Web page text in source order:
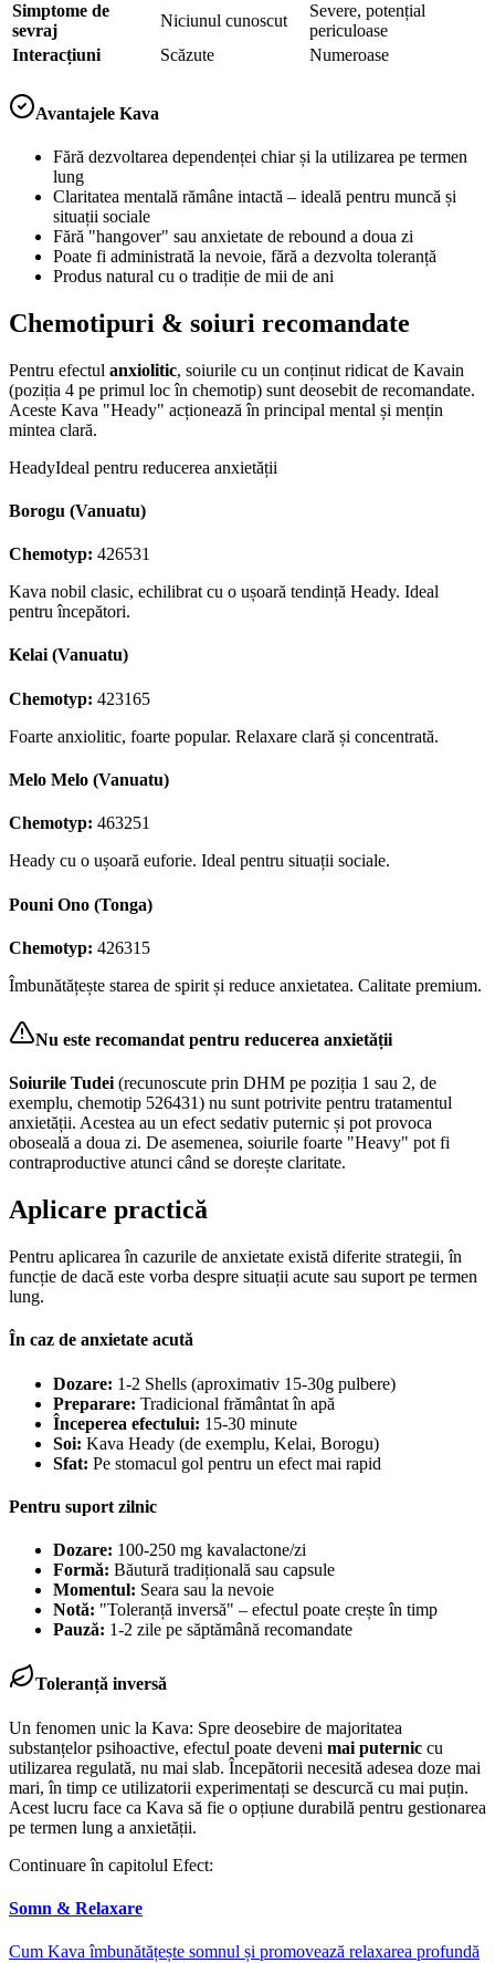
Simptome de
sevraj
Niciunul cunoscut
Severe, potențial
periculoase
Interacțiuni
Scăzute Numeroase
Avantajele Kava
Fără dezvoltarea dependenței chiar și la utilizarea pe termen
lung
Claritatea mentală rămâne intactă – ideală pentru muncă și
situații sociale
Fără "hangover" sau anxietate de rebound a doua zi
Poate fi administrată la nevoie, fără a dezvolta toleranță
Produs natural cu o tradiție de mii de ani
Chemotipuri & soiuri recomandate
Pentru efectul anxiolitic, soiurile cu un conținut ridicat de Kavain
(poziția 4 pe primul loc în chemotip) sunt deosebit de recomandate.
Aceste Kava "Heady" acționează în principal mental și mențin
mintea clară.
HeadyIdeal pentru reducerea anxietății
Borogu (Vanuatu)
Chemotyp: 426531
Kava nobil clasic, echilibrat cu o ușoară tendință Heady. Ideal
pentru începători.
Kelai (Vanuatu)
Chemotyp: 423165
Foarte anxiolitic, foarte popular. Relaxare clară și concentrată.
Melo Melo (Vanuatu)
Chemotyp: 463251
Heady cu o ușoară euforie. Ideal pentru situații sociale.
Pouni Ono (Tonga)
Chemotyp: 426315
Îmbunătățește starea de spirit și reduce anxietatea. Calitate premium.
Nu este recomandat pentru reducerea anxietății
Soiurile Tudei (recunoscute prin DHM pe poziția 1 sau 2, de
exemplu, chemotip 526431) nu sunt potrivite pentru tratamentul
anxietății. Acestea au un efect sedativ puternic și pot provoca
oboseală a doua zi. De asemenea, soiurile foarte "Heavy" pot fi
contraproductive atunci când se dorește claritate.
Aplicare practică
Pentru aplicarea în cazurile de anxietate există diferite strategii, în
funcție de dacă este vorba despre situații acute sau suport pe termen
lung.
În caz de anxietate acută
Dozare: 1-2 Shells (aproximativ 15-30g pulbere)
Preparare: Tradicional frământat în apă
Începerea efectului: 15-30 minute
Soi: Kava Heady (de exemplu, Kelai, Borogu)
Sfat: Pe stomacul gol pentru un efect mai rapid
Pentru suport zilnic
Dozare: 100-250 mg kavalactone/zi
Formă: Băutură tradițională sau capsule
Momentul: Seara sau la nevoie
Notă: "Toleranță inversă" – efectul poate crește în timp
Pauză: 1-2 zile pe săptămână recomandate
Toleranță inversă
Un fenomen unic la Kava: Spre deosebire de majoritatea
substanțelor psihoactive, efectul poate deveni mai puternic cu
utilizarea regulată, nu mai slab. Începătorii necesită adesea doze mai
mari, în timp ce utilizatorii experimentați se descurcă cu mai puțin.
Acest lucru face ca Kava să fie o opțiune durabilă pentru gestionarea
pe termen lung a anxietății.
Continuare în capitolul Efect:
Somn & Relaxare
Cum Kava îmbunătățește somnul și promovează relaxarea profundă